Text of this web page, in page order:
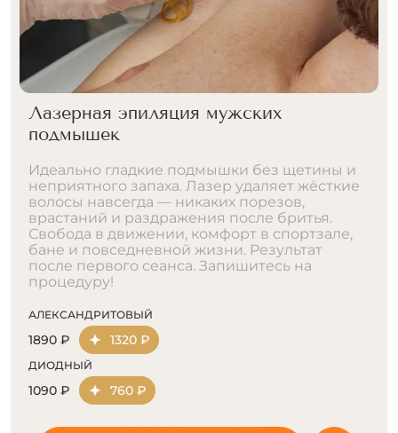
Лазерная эпиляция мужских
подмышек
Идеально гладкие подмышки без щетины и
неприятного запаха. Лазер удаляет жёсткие
волосы навсегда — никаких порезов,
врастаний и раздражения после бритья.
Свобода в движении, комфорт в спортзале,
бане и повседневной жизни. Результат
после первого сеанса. Запишитесь на
процедуру!
АЛЕКСАНДРИТОВЫЙ
1890 ₽ 1320 ₽
ДИОДНЫЙ
1090 ₽ 760 ₽